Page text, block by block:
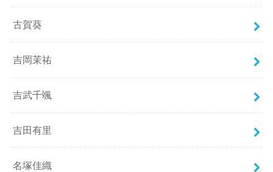
古賀葵
吉岡茉祐
吉武千颯
吉田有里
名塚佳織